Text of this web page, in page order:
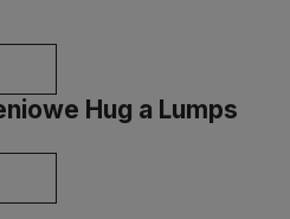
Hug a Lumps